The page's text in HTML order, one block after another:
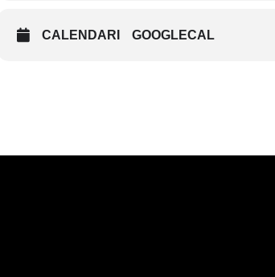
CALENDARI GOOGLECAL